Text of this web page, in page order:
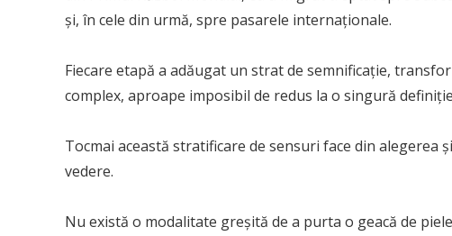
și, în cele din urmă, spre pasarele internaționale.
Fiecare etapă a adăugat un strat de semnificație,
complex, aproape imposibil de redus la o singură
Tocmai această stratificare de sensuri face din
vedere.
Nu există o modalitate greșită de a purta o geacă de